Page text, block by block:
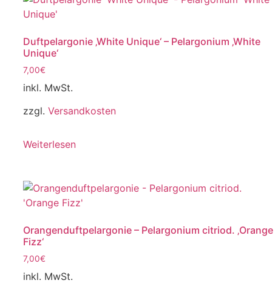
Duftpelargonie ‚White Unique‘ – Pelargonium ‚White
Unique‘
7,00€
inkl. MwSt.
zzgl. Versandkosten
Weiterlesen
Orangenduftpelargonie – Pelargonium citriod. ‚Orange
Fizz‘
7,00€
inkl. MwSt.